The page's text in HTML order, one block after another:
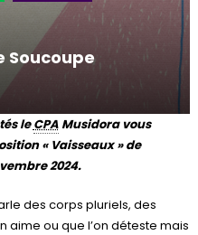
Soucoupe
leCPAMusidora vous
« Vaisseaux » de
2024.
des corps pluriels, des
aime ou que l’on déteste mais